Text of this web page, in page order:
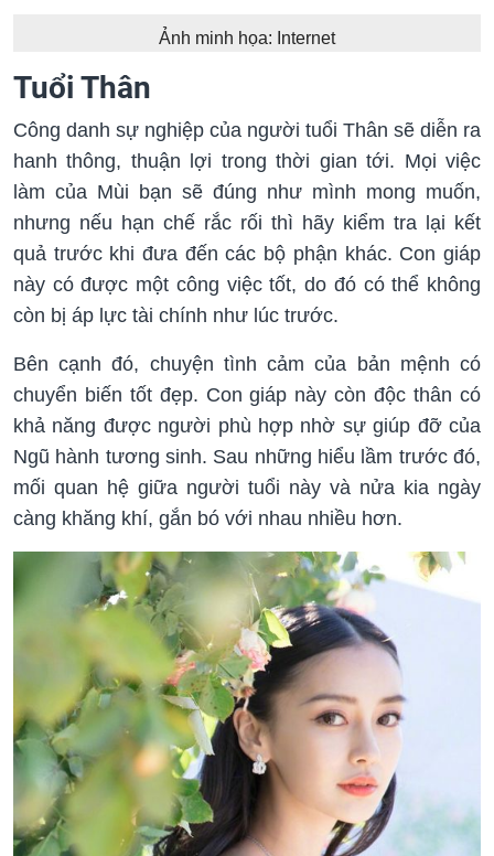
Ảnh minh họa: Internet
Tuổi Thân
Công danh sự nghiệp của người tuổi Thân sẽ diễn ra
hanh thông, thuận lợi trong thời gian tới. Mọi việc
làm của Mùi bạn sẽ đúng như mình mong muốn,
nhưng nếu hạn chế rắc rối thì hãy kiểm tra lại kết
quả trước khi đưa đến các bộ phận khác. Con giáp
này có được một công việc tốt, do đó có thể không
còn bị áp lực tài chính như lúc trước.
Bên cạnh đó, chuyện tình cảm của bản mệnh có
chuyển biến tốt đẹp. Con giáp này còn độc thân có
khả năng được người phù hợp nhờ sự giúp đỡ của
Ngũ hành tương sinh. Sau những hiểu lầm trước đó,
mối quan hệ giữa người tuổi này và nửa kia ngày
càng khăng khí, gắn bó với nhau nhiều hơn.